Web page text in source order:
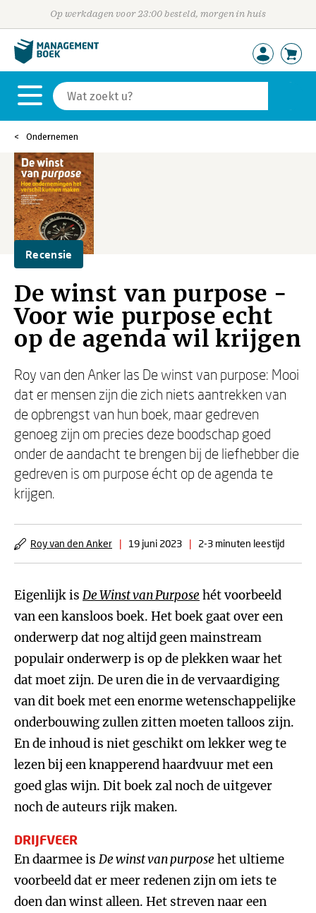
Op werkdagen voor 23:00 besteld, morgen in huis
Ondernemen
Recensie
De winst van purpose -
Voor wie purpose echt
op de agenda wil krijgen
Roy van den Anker las De winst van purpose: Mooi
dat er mensen zijn die zich niets aantrekken van
de opbrengst van hun boek, maar gedreven
genoeg zijn om precies deze boodschap goed
onder de aandacht te brengen bij de liefhebber die
gedreven is om purpose écht op de agenda te
krijgen.
Roy van den Anker | 19 juni 2023 | 2-3 minuten leestijd
Eigenlijk is De Winst van Purpose hét voorbeeld
van een kansloos boek. Het boek gaat over een
onderwerp dat nog altijd geen mainstream
populair onderwerp is op de plekken waar het
dat moet zijn. De uren die in de vervaardiging
van dit boek met een enorme wetenschappelijke
onderbouwing zullen zitten moeten talloos zijn.
En de inhoud is niet geschikt om lekker weg te
lezen bij een knapperend haardvuur met een
goed glas wijn. Dit boek zal noch de uitgever
noch de auteurs rijk maken.
DRIJFVEER
En daarmee is De winst van purpose het ultieme
voorbeeld dat er meer redenen zijn om iets te
doen dan winst alleen. Het streven naar een